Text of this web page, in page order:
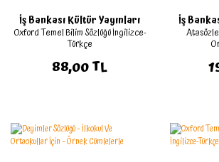
İş Bankası Kültür Yayınları
Oxford Temel Bilim Sözlüğü İngilizce-
Türkçe
88,00 TL
İş